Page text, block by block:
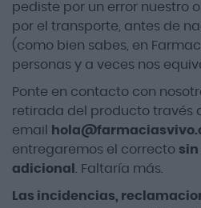
pediste por un error nuestro
por el transporte, antes de
(como bien sabes, en
personas y a veces nos
Ponte en contacto con
retirada del producto través
email
entregaremos el correcto
adicional . Faltaría más.
Las incidencias,